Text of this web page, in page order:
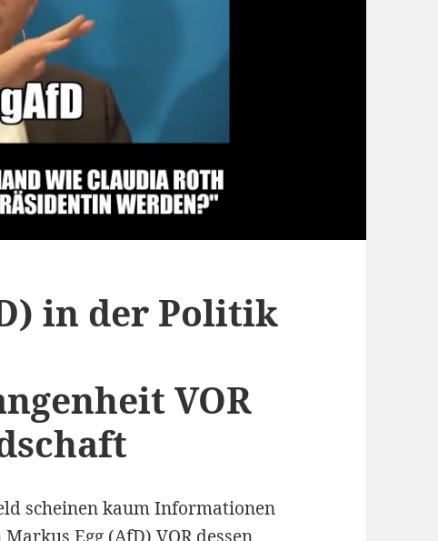
in der Politik
VOR
scheinen kaum Informationen
Egg (AfD) VOR dessen